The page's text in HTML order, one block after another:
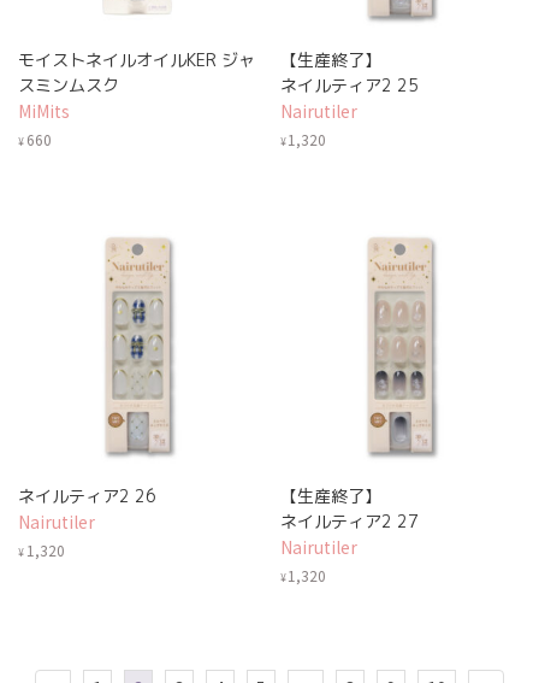
モイストネイルオイルKER ジャ
スミンムスク
MiMits
¥ 660
【生産終了】
ネイルティア2 25
Nairutiler
¥1,320
ネイルティア2 26
Nairutiler
¥ 1,320
【生産終了】
ネイルティア2 27
Nairutiler
¥1,320